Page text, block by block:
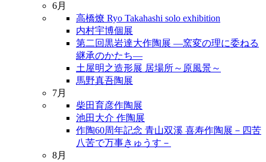
6月
高橋燎 Ryo Takahashi solo exhibition
内村宇博個展
第二回黒岩達大作陶展 ―窯変の理に委ねる
継承のかたち―
土屋明之造形展 居場所～原風景～
馬野真吾陶展
7月
柴田育彦作陶展
池田大介 作陶展
作陶60周年記念 青山双溪 喜寿作陶展－四苦
八苦で万事きゅうす－
8月